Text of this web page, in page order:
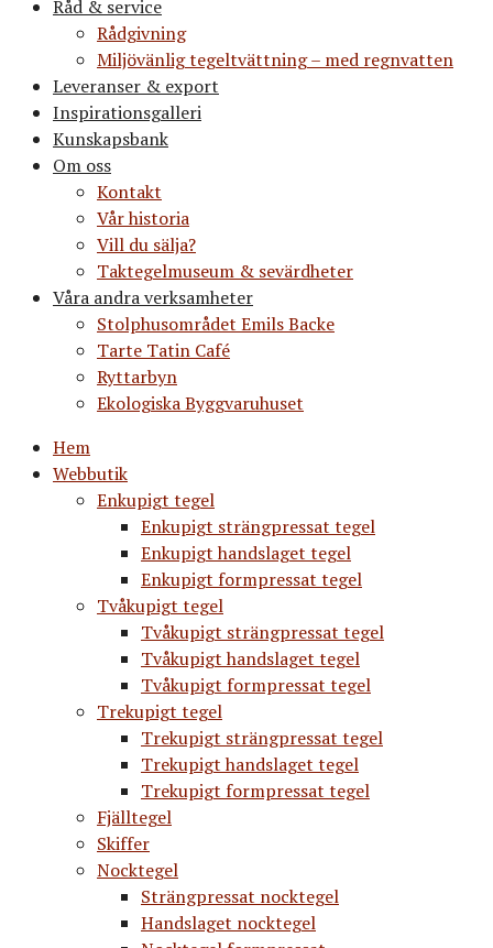
Råd & service
Rådgivning
Miljövänlig tegeltvättning – med regnvatten
Leveranser & export
Inspirationsgalleri
Kunskapsbank
Om oss
Kontakt
Vår historia
Vill du sälja?
Taktegelmuseum & sevärdheter
Våra andra verksamheter
Stolphusområdet Emils Backe
Tarte Tatin Café
Ryttarbyn
Ekologiska Byggvaruhuset
Hem
Webbutik
Enkupigt tegel
Enkupigt strängpressat tegel
Enkupigt handslaget tegel
Enkupigt formpressat tegel
Tvåkupigt tegel
Tvåkupigt strängpressat tegel
Tvåkupigt handslaget tegel
Tvåkupigt formpressat tegel
Trekupigt tegel
Trekupigt strängpressat tegel
Trekupigt handslaget tegel
Trekupigt formpressat tegel
Fjälltegel
Skiffer
Nocktegel
Strängpressat nocktegel
Handslaget nocktegel